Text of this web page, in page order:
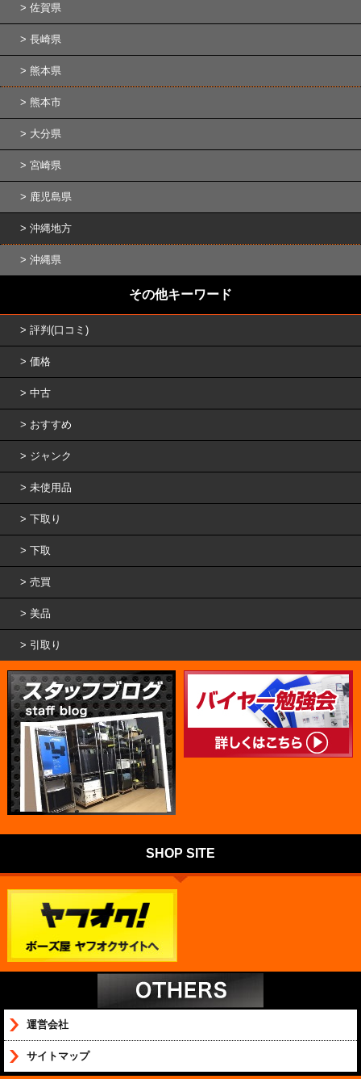
佐賀県
長崎県
熊本県
熊本市
大分県
宮崎県
鹿児島県
沖縄地方
沖縄県
その他キーワード
評判(口コミ)
価格
中古
おすすめ
ジャンク
未使用品
下取り
下取
売買
美品
引取り
SHOP SITE
運営会社
サイトマップ